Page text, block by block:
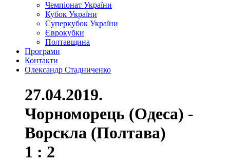
Чемпіонат України
Кубок України
Суперкубок України
Єврокубки
Полтавщина
Програми
Контакти
Олександр Стадниченко
27.04.2019.
Чорноморець (Одеса) -
Ворскла (Полтава)
1 : 2